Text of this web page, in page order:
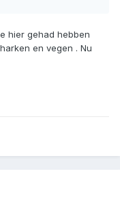
hier gehad hebben
en vegen . Nu